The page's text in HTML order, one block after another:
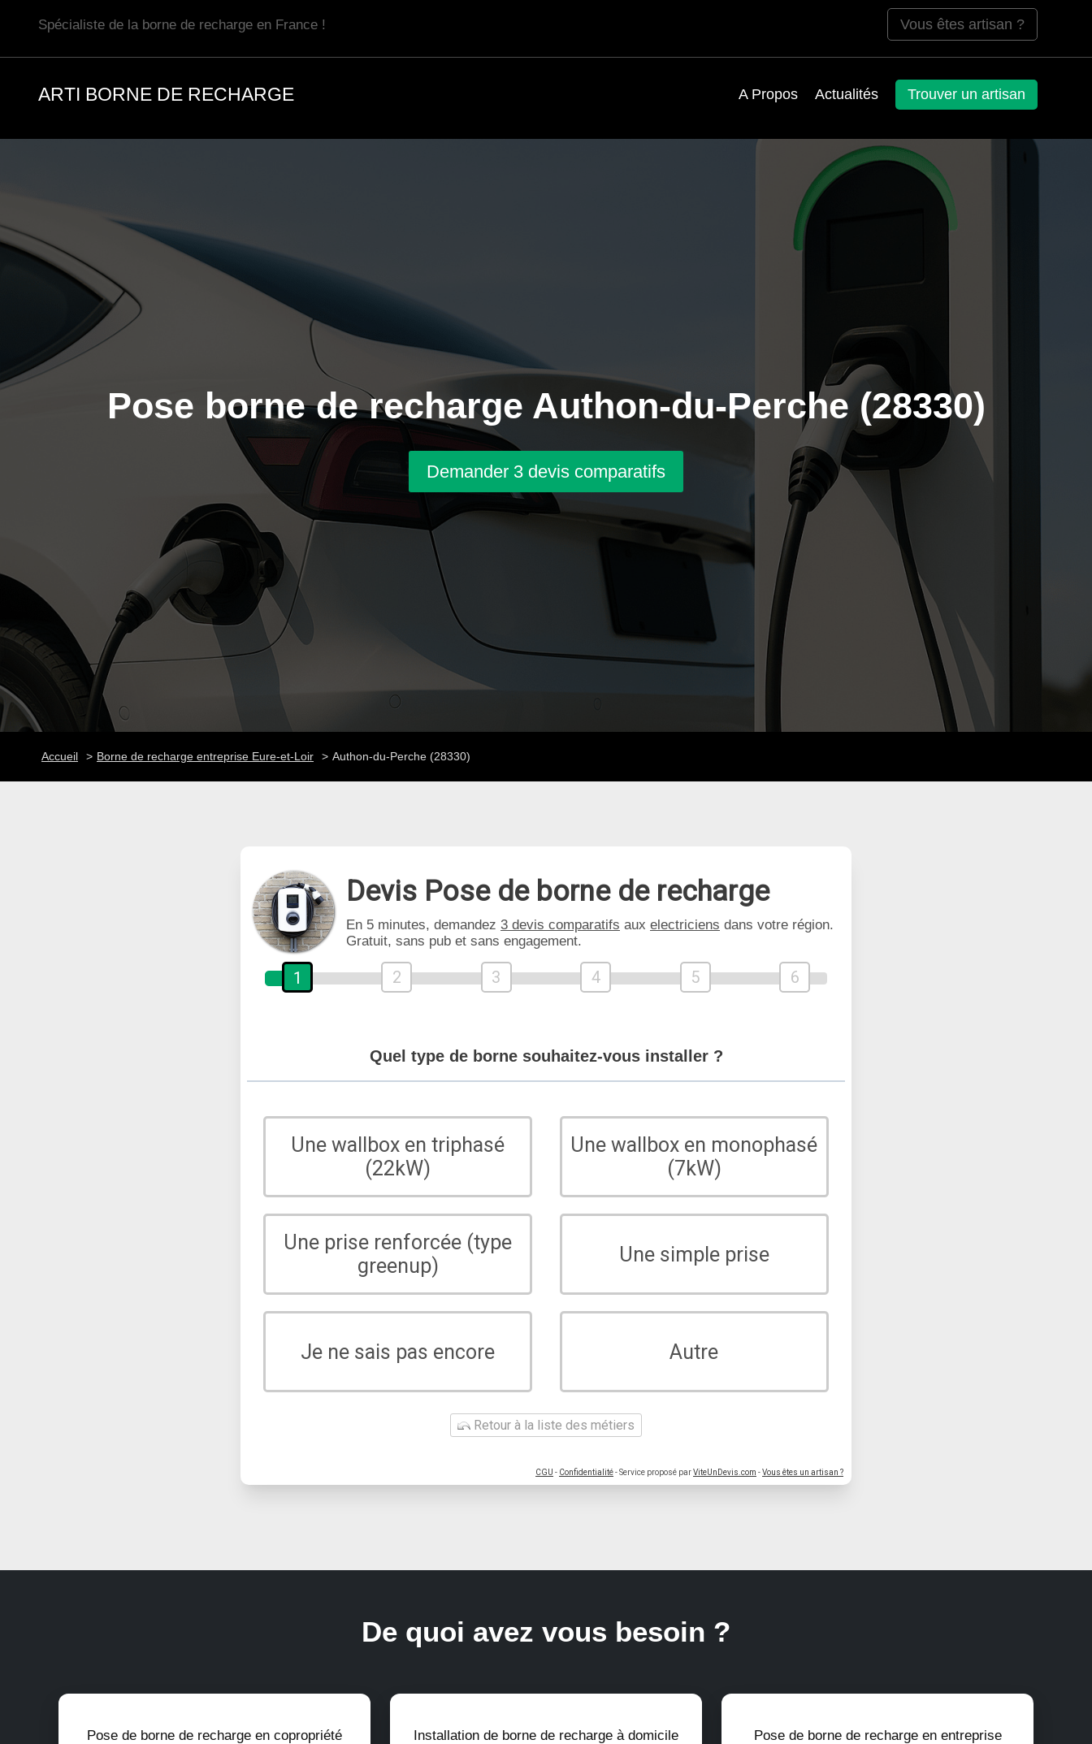
Spécialiste de la borne de recharge en France ! Vous êtes artisan ?
ARTI BORNE DE RECHARGE A Propos Actualités Trouver un artisan
Pose borne de recharge Authon-du-Perche (28330)
Demander 3 devis comparatifs
Accueil Borne de recharge entreprise Eure-et-Loir Authon-du-Perche (28330)
Devis Pose de borne de recharge
En 5 minutes, demandez 3 devis comparatifs aux electriciens dans votre région.
Gratuit, sans pub et sans engagement.
1 2 3 4 5 6
Quel type de borne souhaitez-vous installer ?
Une wallbox en triphasé
(22kW)
Une wallbox en monophasé
(7kW)
Une prise renforcée (type
greenup)
Une simple prise
Je ne sais pas encore Autre
Retour à la liste des métiers
CGU - Confidentialité- Service proposé parViteUnDevis.com -Vous êtes un artisan ?
De quoi avez vous besoin ?
Pose de borne de recharge en copropriété
Installation de borne de recharge à domicile
Pose de borne de recharge en entreprise